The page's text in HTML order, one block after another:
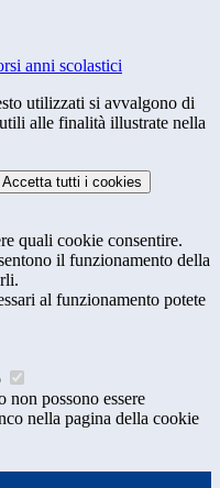
anni scolastici
utilizzati si avvalgono di
alle finalità illustrate nella
Accetta tutti i cookies
quali cookie consentire.
il funzionamento della
al funzionamento potete
non possono essere
nella pagina della cookie